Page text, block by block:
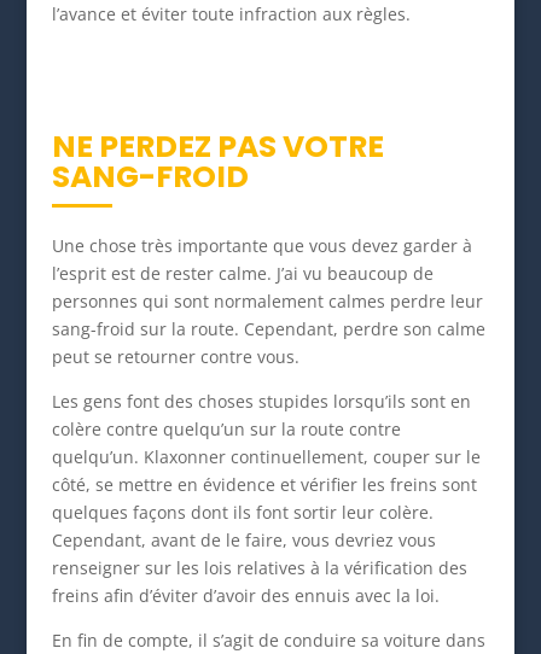
l’avance et éviter toute infraction aux règles.
NE PERDEZ PAS VOTRE
SANG-FROID
Une chose très importante que vous devez garder à
l’esprit est de rester calme. J’ai vu beaucoup de
personnes qui sont normalement calmes perdre leur
sang-froid sur la route. Cependant, perdre son calme
peut se retourner contre vous.
Les gens font des choses stupides lorsqu’ils sont en
colère contre quelqu’un sur la route contre
quelqu’un. Klaxonner continuellement, couper sur le
côté, se mettre en évidence et vérifier les freins sont
quelques façons dont ils font sortir leur colère.
Cependant, avant de le faire, vous devriez vous
renseigner sur les lois relatives à la vérification des
freins afin d’éviter d’avoir des ennuis avec la loi.
En fin de compte, il s’agit de conduire sa voiture dans